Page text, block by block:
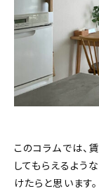
このコラムでは、
してもらえるよう
けたらと思います。